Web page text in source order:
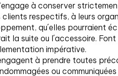
à conserver
clients respectifs, à leurs
qu´elles pourraient
la suite ou l´accessoire.
impérative.
à prendre toutes
ou